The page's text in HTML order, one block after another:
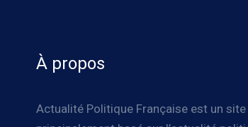
À propos
Actualité Politique Française est un